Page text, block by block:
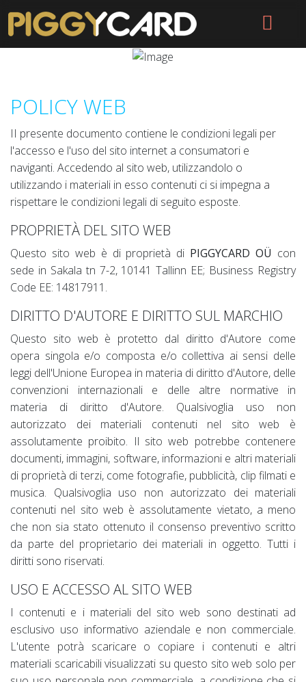
POLICY WEB
II presente documento contiene le condizioni legali per
l'accesso e l'uso del sito internet a consumatori e
naviganti. Accedendo al sito web, utilizzandolo o
utilizzando i materiali in esso contenuti ci si impegna a
rispettare le condizioni legali di seguito esposte.
PROPRIETÀ DEL SITO WEB
Questo sito web è di proprietà di PIGGYCARD OÜ con
sede in Sakala tn 7-2, 10141 Tallinn EE; Business Registry
Code EE: 14817911.
DIRITTO D'AUTORE E DIRITTO SUL MARCHIO
Questo sito web è protetto dal diritto d'Autore come
opera singola e/o composta e/o collettiva ai sensi delle
leggi dell'Unione Europea in materia di diritto d'Autore, delle
convenzioni internazionali e delle altre normative in
materia di diritto d'Autore. Qualsivoglia uso non
autorizzato dei materiali contenuti nel sito web è
assolutamente proibito. Il sito web potrebbe contenere
documenti, immagini, software, informazioni e altri materiali
di proprietà di terzi, come fotografie, pubblicità, clip filmati e
musica. Qualsivoglia uso non autorizzato dei materiali
contenuti nel sito web è assolutamente vietato, a meno
che non sia stato ottenuto il consenso preventivo scritto
da parte del proprietario dei materiali in oggetto. Tutti i
diritti sono riservati.
USO E ACCESSO AL SITO WEB
I contenuti e i materiali del sito web sono destinati ad
esclusivo uso informativo aziendale e non commerciale.
L'utente potrà scaricare o copiare i contenuti e altri
materiali scaricabili visualizzati su questo sito web solo per